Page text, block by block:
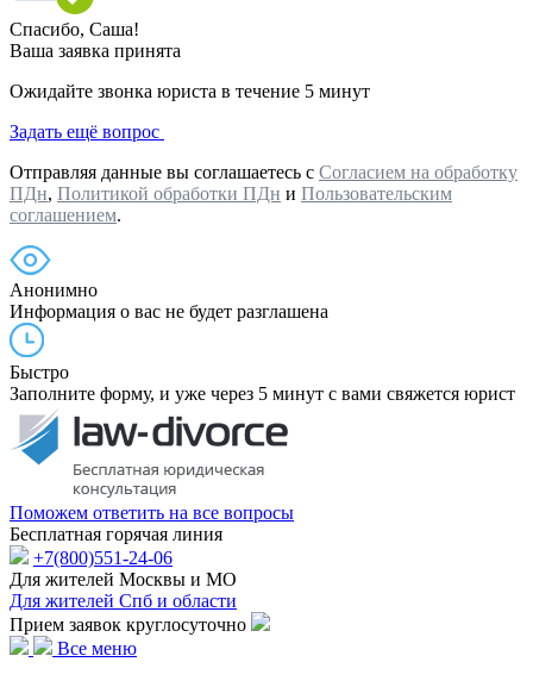
Спасибо, Саша!
Ваша заявка принята
Ожидайте звонка юриста в течение 5 минут
Задать ещё вопрос
Отправляя данные вы соглашаетесь с Согласием на обработку
ПДн, Политикой обработки ПДн и Пользовательским
соглашением.
Анонимно
Информация о вас не будет разглашена
Быстро
Заполните форму, и уже через 5 минут с вами свяжется юрист
Поможем ответить на все вопросы
Бесплатная горячая линия
+7(800)551-24-06
Для жителей Москвы и МО
Для жителей Спб и области
Прием заявок круглосуточно
Все меню